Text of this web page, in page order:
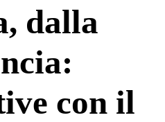
dalla
con il